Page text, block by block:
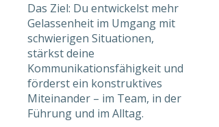
Das Ziel: Du entwickelst mehr
Gelassenheit im Umgang mit
schwierigen Situationen,
stärkst deine
Kommunikationsfähigkeit und
förderst ein konstruktives
Miteinander – im Team, in der
Führung und im Alltag.